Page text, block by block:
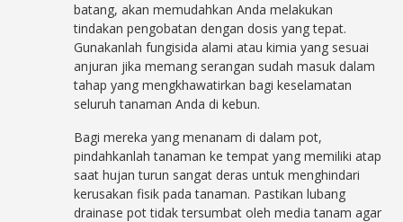
batang, akan memudahkan Anda melakukan
tindakan pengobatan dengan dosis yang tepat.
Gunakanlah fungisida alami atau kimia yang sesuai
anjuran jika memang serangan sudah masuk dalam
tahap yang mengkhawatirkan bagi keselamatan
seluruh tanaman Anda di kebun.
Bagi mereka yang menanam di dalam pot,
pindahkanlah tanaman ke tempat yang memiliki atap
saat hujan turun sangat deras untuk menghindari
kerusakan fisik pada tanaman. Pastikan lubang
drainase pot tidak tersumbat oleh media tanam agar